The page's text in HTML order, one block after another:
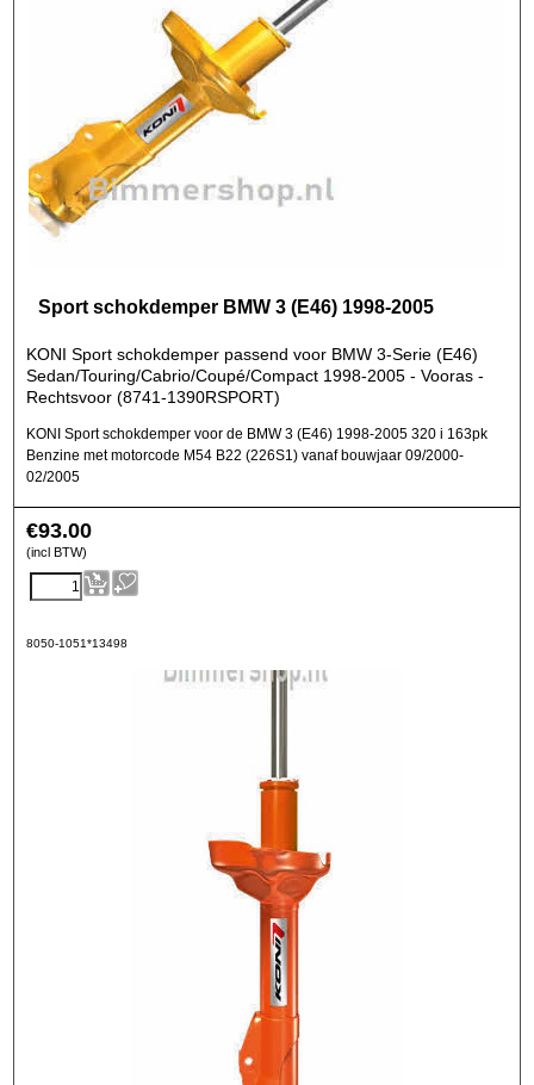
Sport schokdemper BMW 3 (E46) 1998-2005
KONI Sport schokdemper passend voor BMW 3-Serie (E46)
Sedan/Touring/Cabrio/Coupé/Compact 1998-2005 - Vooras -
Rechtsvoor (8741-1390RSPORT)
KONI Sport schokdemper voor de BMW 3 (E46) 1998-2005 320 i 163pk
Benzine met motorcode M54 B22 (226S1) vanaf bouwjaar 09/2000-
02/2005
€93.00
(incl BTW)
8050-1051*13498